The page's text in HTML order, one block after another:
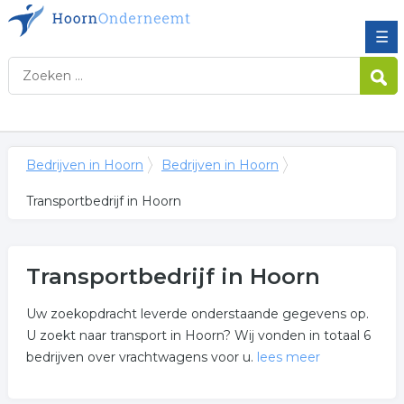
☰
Bedrijven in Hoorn Bedrijven in Hoorn
Transportbedrijf in Hoorn
Transportbedrijf in Hoorn
Uw zoekopdracht leverde onderstaande gegevens op.
U zoekt naar transport in Hoorn? Wij vonden in totaal 6
bedrijven over vrachtwagens voor u. lees meer